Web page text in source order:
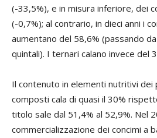
(-33,5%), e in misura inferiore, dei
(-0,7%); al contrario, in dieci anni i
aumentano del 58,6% (passando
quintali). I ternari calano invece del
Il contenuto in elementi nutritivi dei
composti cala di quasi il 30%
titolo sale dal 51,4% al 52,9%. Nel
commercializzazione dei concimi a